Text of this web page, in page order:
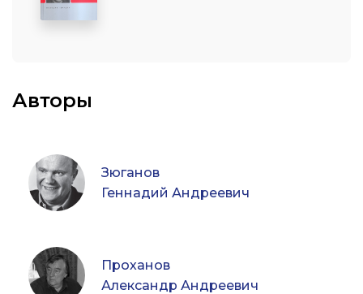
Авторы
Зюганов
Геннадий Андреевич
Проханов
Александр Андреевич